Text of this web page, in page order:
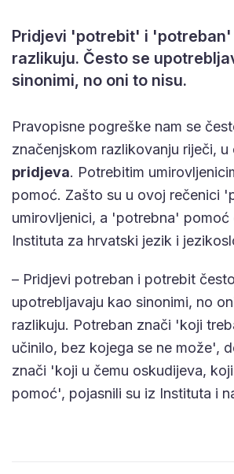
Pridjevi 'potrebit' i 'potreban'
razlikuju. Često se
sinonimi, no oni to nisu.
Pravopisne pogreške nam se
značenjskom razlikovanju riječi, u
pridjeva. Potrebitim
pomoć. Zašto su u ovoj rečenici
umirovljenici, a 'potrebna' pomoć
Instituta za hrvatski jezik i
– Pridjevi potreban i potrebit
upotrebljavaju kao sinonimi, no
razlikuju. Potreban znači 'koji
učinilo, bez kojega se ne može',
znači 'koji u čemu oskudijeva,
pomoć', pojasnili su iz Instituta i